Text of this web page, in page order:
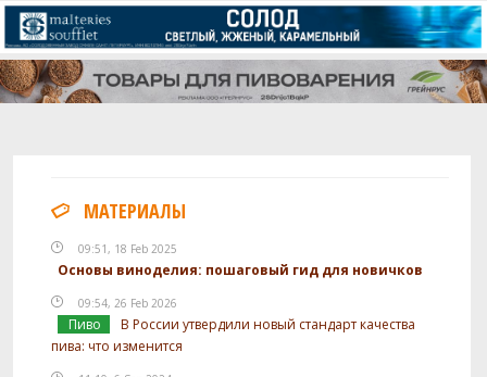
МАТЕРИАЛЫ
09:51, 18 Feb 2025
Основы виноделия: пошаговый гид для новичков
09:54, 26 Feb 2026
Пиво
В России утвердили новый стандарт качества
пива: что изменится